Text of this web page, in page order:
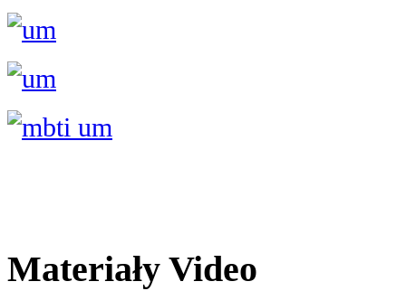
Materiały Video